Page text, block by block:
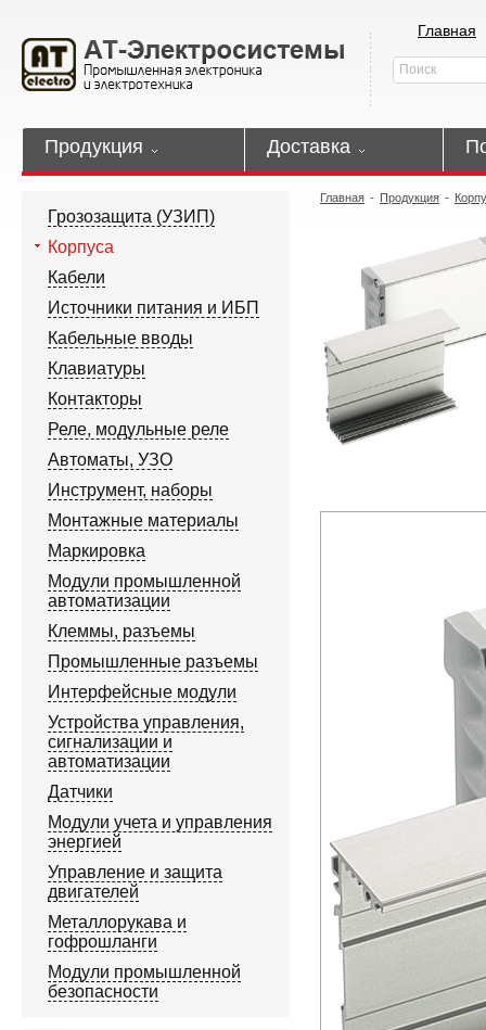
Главная
Продукция Доставка
Грозозащита (УЗИП)
Корпуса
Кабели
Источники питания и ИБП
Кабельные вводы
Клавиатуры
Контакторы
Реле, модульные реле
Автоматы, УЗО
Инструмент, наборы
Монтажные материалы
Маркировка
Модули промышленной
автоматизации
Клеммы, разъемы
Промышленные разъемы
Интерфейсные модули
Устройства управления,
сигнализации и
автоматизации
Датчики
Модули учета и управления
энергией
Управление и защита
двигателей
Металлорукава и
гофрошланги
Модули промышленной
безопасности
Главная - Продукция -